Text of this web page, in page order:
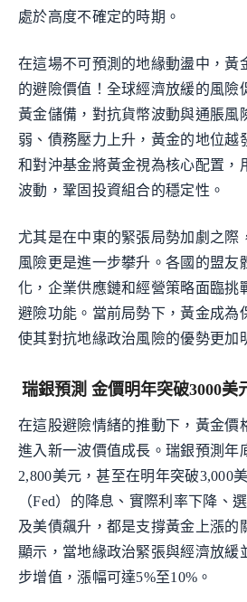
處於高度不確定的時期。
在這場不可預測的地緣動盪中，黃
的避險價值！全球經濟放緩的風險
黃金儲備，對抗貨幣波動與通脹風
弱、債務壓力上升，黃金的地位越
和對沖基金將黃金視為核心配置，
波動，鞏固投資組合的穩定性。
尤其是在中東的緊張局勢加劇之際
風險更是進一步攀升。各國的盟友
化，企業供應鏈和經營策略面臨挑
避險功能。當前局勢下，黃金成為
使其對抗地緣政治風險的優勢更加
瑞銀預測 金價明年突破3000美
在這股避險情緒的推動下，黃金價
進入新一波價值成長。瑞銀預測年
2,800美元，甚至在明年突破3,000
（Fed）的降息、實際利率下降、
及美債飆升，都是支撐黃金上漲的
顯示，當地緣政治緊張與經濟放緩
步增值，漲幅可達5%至10%。